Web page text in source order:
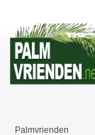
Palmvrienden